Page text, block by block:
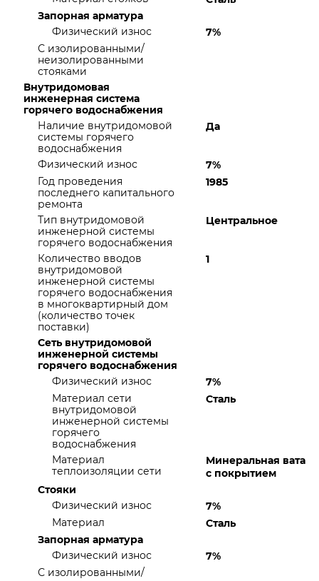
Запорная арматура
Физический износ
7%
С изолированными/
неизолированными
стояками
Внутридомовая
инженерная система
горячего водоснабжения
Наличие внутридомовой
системы горячего
водоснабжения
Да
Физический износ
7%
Год проведения
последнего капитального
ремонта
1985
Тип внутридомовой
инженерной системы
горячего водоснабжения
Центральное
Количество вводов
внутридомовой
инженерной системы
горячего водоснабжения
в многоквартирный дом
(количество точек
поставки)
1
Сеть внутридомовой
инженерной системы
горячего водоснабжения
Физический износ
7%
Материал сети
внутридомовой
инженерной системы
горячего
водоснабжения
Сталь
Материал
теплоизоляции сети
Минеральная вата
с покрытием
Стояки
Физический износ
7%
Материал
Сталь
Запорная арматура
Физический износ
7%
С изолированными/